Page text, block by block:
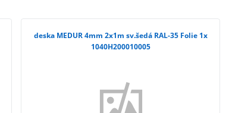
deska MEDUR 4mm 2x1m sv.šedá RAL-35 Folie 1x
1040H200010005